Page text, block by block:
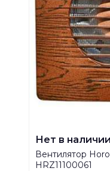
Нет в наличии
Вентилятор
HRZ11100061